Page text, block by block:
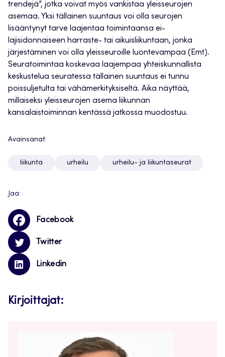
trendejä”, jotka voivat myös vankistaa yleisseurojen
asemaa. Yksi tällainen suuntaus voi olla seurojen
lisääntynyt tarve laajentaa toimintaansa ei-
lajisidonnaiseen harraste- tai aikuisliikuntaan, jonka
järjestäminen voi olla yleisseuroille luontevampaa (Emt).
Seuratoimintaa koskevaa laajempaa yhteiskunnallista
keskustelua seuratessa tällainen suuntaus ei tunnu
poissuljetulta tai vähämerkityksiseltä. Aika näyttää,
millaiseksi yleisseurojen asema liikunnan
kansalaistoiminnan kentässä jatkossa muodostuu.
Avainsanat:
liikunta urheilu urheilu- ja liikuntaseurat
Jaa:
Facebook
Twitter
Linkedin
Kirjoittajat: